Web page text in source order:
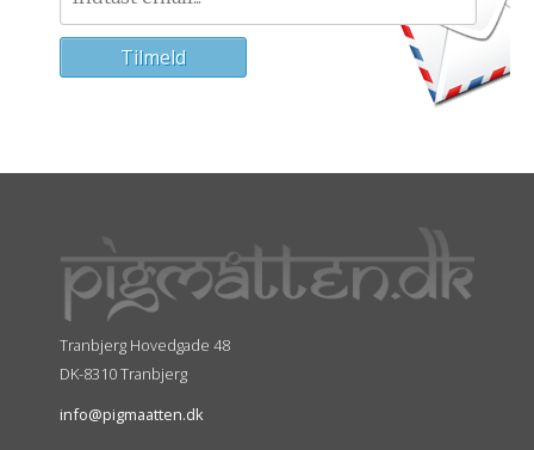
Tranbjerg Hovedgade 48
DK-8310 Tranbjerg
info@pigmaatten.dk